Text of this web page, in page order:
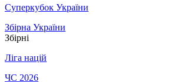
Суперкубок України
Збірна України
Збірні
Ліга націй
ЧС 2026